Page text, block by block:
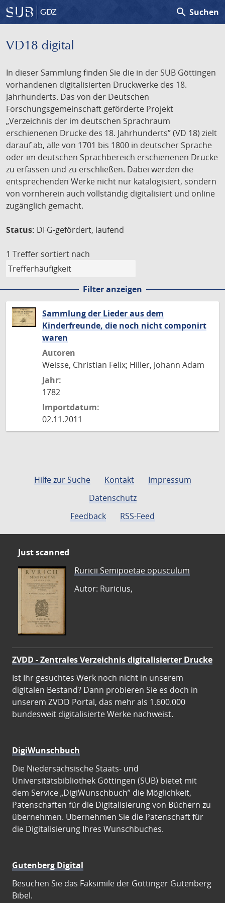
GDZ search Suchen
VD18 digital
In dieser Sammlung finden Sie die in der SUB Göttingen
vorhandenen digitalisierten Druckwerke des 18.
Jahrhunderts. Das von der Deutschen
Forschungsgemeinschaft geförderte Projekt
„Verzeichnis der im deutschen Sprachraum
erschienenen Drucke des 18. Jahrhunderts” (VD 18) zielt
darauf ab, alle von 1701 bis 1800 in deutscher Sprache
oder im deutschen Sprachbereich erschienenen Drucke
zu erfassen und zu erschließen. Dabei werden die
entsprechenden Werke nicht nur katalogisiert, sondern
von vornherein auch vollständig digitalisiert und online
zugänglich gemacht.
Status: DFG-gefördert, laufend
1 Treffer sortiert nach
Filter anzeigen
Sammlung der Lieder aus dem
Kinderfreunde, die noch nicht componirt
waren
Autoren
Weisse, Christian Felix; Hiller, Johann Adam
Jahr:
1782
Importdatum:
02.11.2011
Hilfe zur Suche Kontakt
Impressum
Datenschutz
Feedback
RSS-Feed
Just scanned
Ruricii Semipoetae opusculum
Autor: Ruricius,
ZVDD - Zentrales Verzeichnis digitalisierter Drucke
Ist Ihr gesuchtes Werk noch nicht in unserem
digitalen Bestand? Dann probieren Sie es doch in
unserem ZVDD Portal, das mehr als 1.600.000
bundesweit digitalisierte Werke nachweist.
DigiWunschbuch
Die Niedersächsische Staats- und
Universitätsbibliothek Göttingen (SUB) bietet mit
dem Service „DigiWunschbuch” die Möglichkeit,
Patenschaften für die Digitalisierung von Büchern zu
übernehmen. Übernehmen Sie die Patenschaft für
die Digitalisierung Ihres Wunschbuches.
Gutenberg Digital
Besuchen Sie das Faksimile der Göttinger Gutenberg
Bibel.